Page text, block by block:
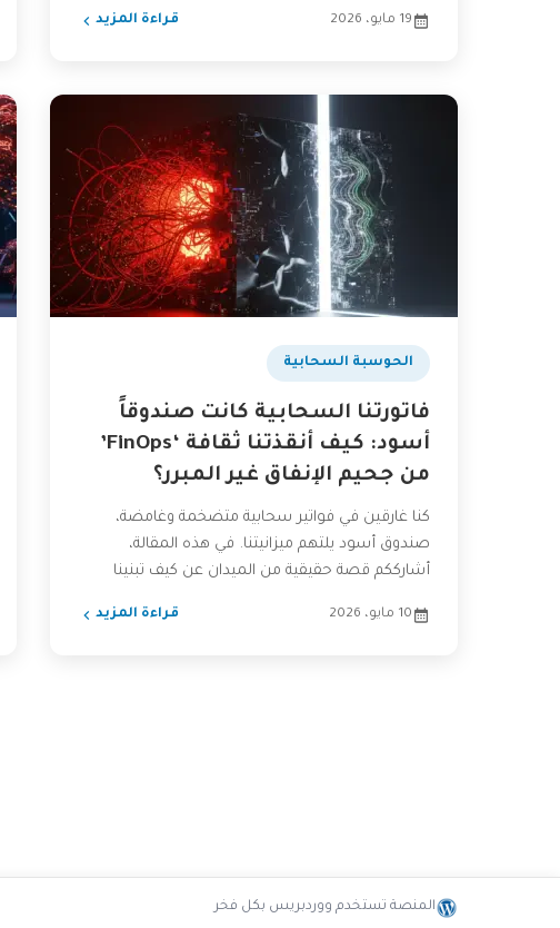
19 مايو، 2026 قراءة المزيد
الحوسبة السحابية
فاتورتنا السحابية كانت صندوقاً
أسود: كيف أنقذتنا ثقافة ‘FinOps’
من جحيم الإنفاق غير المبرر؟
كنا غارقين في فواتير سحابية متضخمة وغامضة،
صندوق أسود يلتهم ميزانيتنا. في هذه المقالة،
أشارككم قصة حقيقية من الميدان عن كيف تبنينا
10 مايو، 2026 قراءة المزيد
المنصة تستخدم ووردبريس بكل فخر